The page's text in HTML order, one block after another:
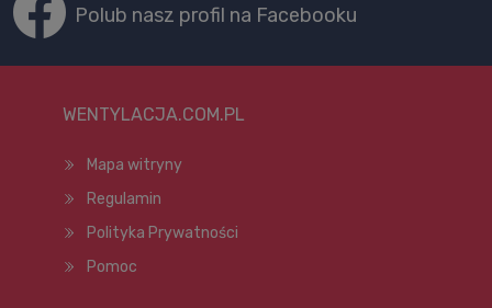
Polub nasz profil na Facebooku
WENTYLACJA.COM.PL
Mapa witryny
Regulamin
Polityka Prywatności
Pomoc